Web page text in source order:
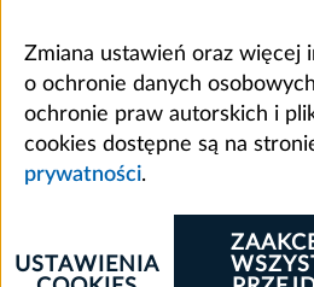
Zmiana ustawień oraz więcej
o ochronie danych
ochronie praw autorskich i
cookies dostępne są na
prywatności.
USTAWIENIA